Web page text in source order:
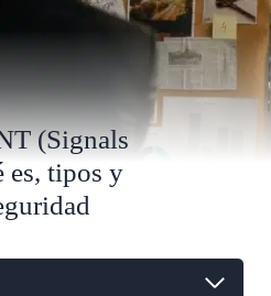
(Signals
es, tipos y